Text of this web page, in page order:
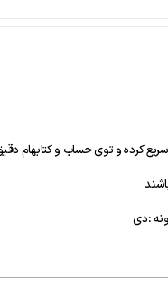
کرده و توی حساب و کتابهام
:دی